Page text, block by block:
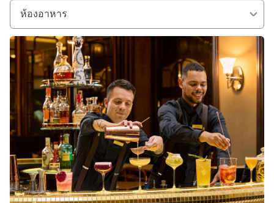
ห้องอาหาร
ดูรายละเอียด